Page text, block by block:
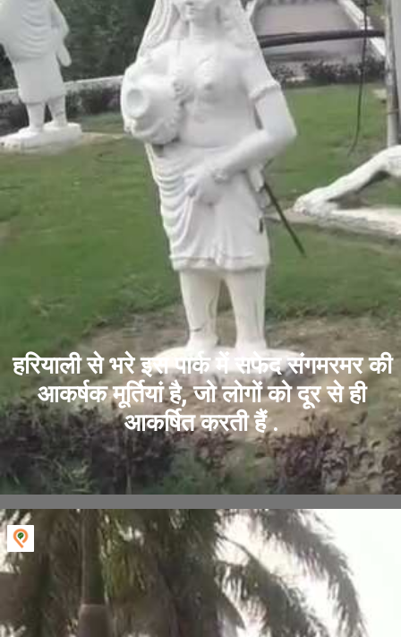
हरियाली से भरे इस पार्क में सफेद संगमरमर की
आकर्षक मूर्तियां है, जो लोगों को दूर से ही
आकर्षित करती हैं .